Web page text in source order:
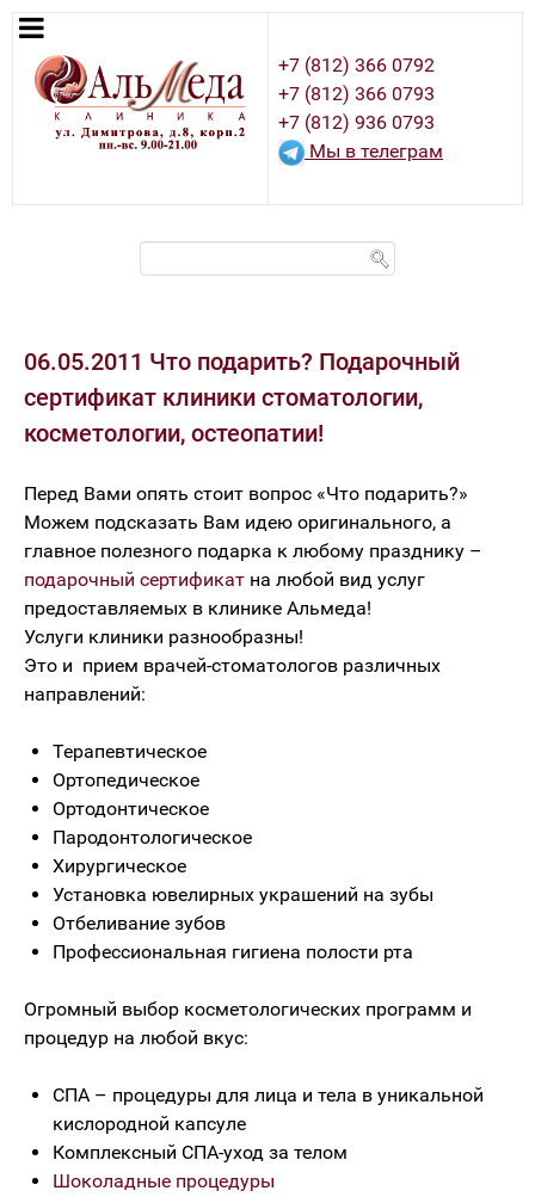
+7 (812) 366 0792
+7 (812) 366 0793
+7 (812) 936 0793
Мы в телеграм
06.05.2011 Что подарить? Подарочный
сертификат клиники стоматологии,
косметологии, остеопатии!
Перед Вами опять стоит вопрос «Что подарить?»
Можем подсказать Вам идею оригинального, а
главное полезного подарка к любому празднику –
подарочный сертификат на любой вид услуг
предоставляемых в клинике Альмеда!
Услуги клиники разнообразны!
Это и прием врачей-стоматологов различных
направлений:
Терапевтическое
Ортопедическое
Ортодонтическое
Пародонтологическое
Хирургическое
Установка ювелирных украшений на зубы
Отбеливание зубов
Профессиональная гигиена полости рта
Огромный выбор косметологических программ и
процедур на любой вкус:
СПА – процедуры для лица и тела в уникальной
кислородной капсуле
Комплексный СПА-уход за телом
Шоколадные процедуры